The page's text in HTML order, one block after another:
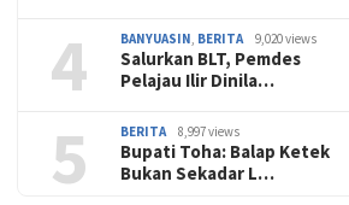
4 BANYUASIN, BERITA 9,020 views
Salurkan BLT, Pemdes
Pelajau Ilir Dinila…
5 BERITA 8,997 views
Bupati Toha: Balap Ketek
Bukan Sekadar L…